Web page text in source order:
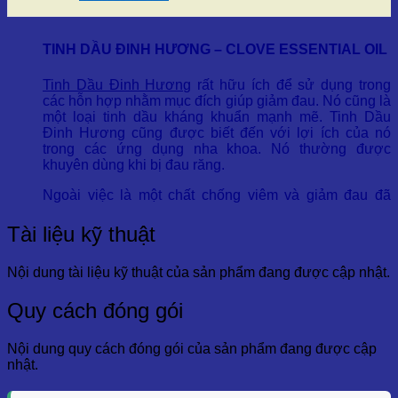
TINH DẦU ĐINH HƯƠNG – CLOVE ESSENTIAL OIL
Tinh Dầu Đinh Hương rất hữu ích để sử dụng trong
các hỗn hợp nhằm mục đích giúp giảm đau. Nó cũng là
một loại tinh dầu kháng khuẩn mạnh mẽ. Tinh Dầu
Đinh Hương cũng được biết đến với lợi ích của nó
trong các ứng dụng nha khoa. Nó thường được
khuyên dùng khi bị đau răng.
Ngoài việc là một chất chống viêm và giảm đau đã
đinh hương phổ biến là dùng thuốc kháng khuẩn phổ
rộng để ngăn chặn nhiều bệnh tật, đó là lý do tại sao nó
thống miễn dịch của bạn như cũng như một bổ sung
1. THÔNG TIN THỰC VẬT
Tên tiếng Việt: Tinh Dầu Đinh Hương
Tài liệu kỹ thuật
Nội dung tài liệu kỹ thuật của sản phẩm đang được cập nhật.
Quy cách đóng gói
Nội dung quy cách đóng gói của sản phẩm đang được cập
nhật.